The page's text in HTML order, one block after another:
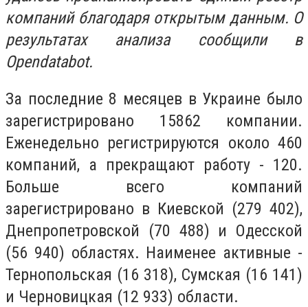
компаний благодаря открытым данным. О
результатах анализа сообщили в
Opendatabot.
За последние 8 месяцев в Украине было
зарегистрировано 15862 компании.
Еженедельно регистрируются около 460
компаний, а прекращают работу - 120.
Больше всего компаний
зарегистрировано в Киевской (279 402),
Днепропетровской (70 488) и Одесской
(56 940) областях. Наименее активные -
Тернопольская (16 318), Сумская (16 141)
и Черновицкая (12 933) области.